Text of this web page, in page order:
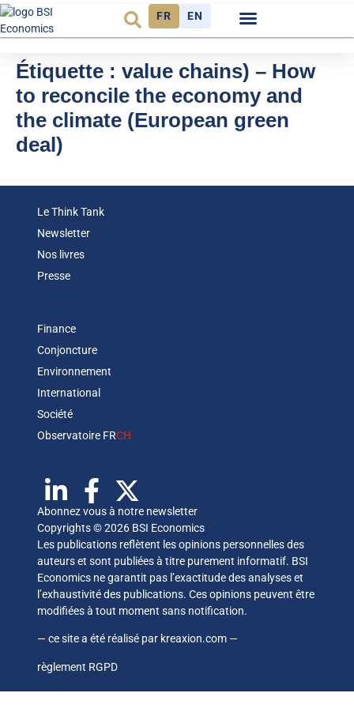
FR EN
Étiquette : value chains) – How
to reconcile the economy and
the climate (European green
deal)
Le Think Tank
Newsletter
Nos livres
Presse
Finance
Conjoncture
Environnement
International
Société
Observatoire FRCH
Abonnez vous à notre newsletter
Copyrights © 2026 BSI Economics
Les publications reflètent les opinions personnelles des
auteurs et sont publiées à titre purement informatif. BSI
Economics ne garantit pas l’exactitude des analyses et
l’exhaustivité des publications. Ces opinions peuvent être
modifiées à tout moment sans notification.
— ce site a été réalisé par kreaxion.com —
règlement RGPD